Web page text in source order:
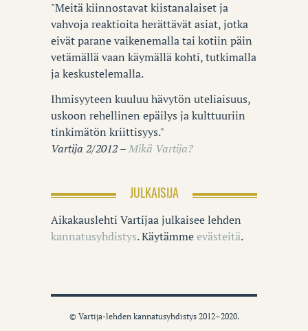
"Meitä kiinnostavat kiistanalaiset ja
vahvoja reaktioita herättävät asiat, jotka
eivät parane vaikenemalla tai kotiin päin
vetämällä vaan käymällä kohti, tutkimalla
ja keskustelemalla.
Ihmisyyteen kuuluu hävytön uteliaisuus,
uskoon rehellinen epäilys ja kulttuuriin
tinkimätön kriittisyys."
Vartija 2/2012 –Mikä Vartija?
JULKAISIJA
Aikakauslehti Vartijaa julkaisee lehden
kannatusyhdistys. Käytämmeevästeitä.
© Vartija-lehden kannatusyhdistys 2012–2020.